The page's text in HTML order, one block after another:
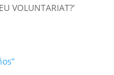
VOLUNTARIAT?’